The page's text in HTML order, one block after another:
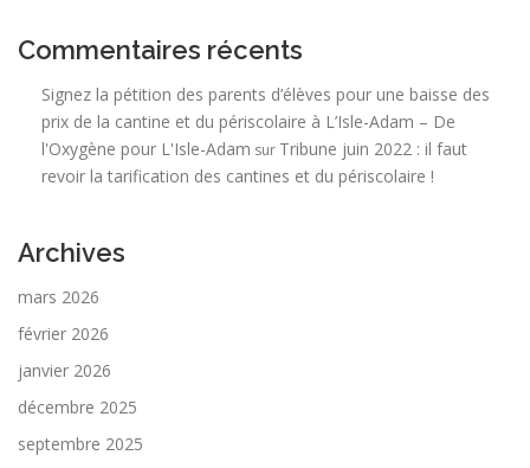
Commentaires récents
Signez la pétition des parents d’élèves pour une baisse des
prix de la cantine et du périscolaire à L’Isle-Adam – De
l'Oxygène pour L'Isle-Adam sur Tribune juin 2022 : il faut
revoir la tarification des cantines et du périscolaire !
Archives
mars 2026
février 2026
janvier 2026
décembre 2025
septembre 2025